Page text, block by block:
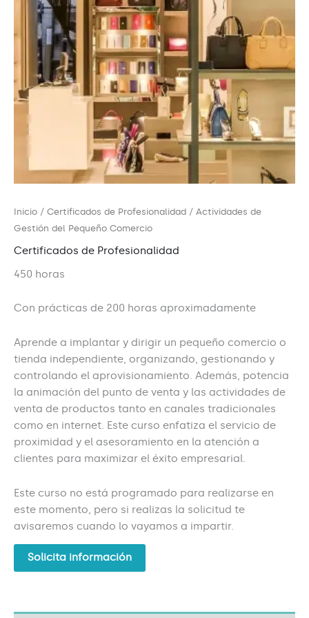
Inicio / Certificados de Profesionalidad / Actividades de
Gestión del Pequeño Comercio
Certificados de Profesionalidad
450 horas
Con prácticas de 200 horas aproximadamente
Aprende a implantar y dirigir un pequeño comercio o
tienda independiente, organizando, gestionando y
controlando el aprovisionamiento. Además, potencia
la animación del punto de venta y las actividades de
venta de productos tanto en canales tradicionales
como en internet. Este curso enfatiza el servicio de
proximidad y el asesoramiento en la atención a
clientes para maximizar el éxito empresarial.
Este curso no está programado para realizarse en
este momento, pero si realizas la solicitud te
avisaremos cuando lo vayamos a impartir.
Solicita información